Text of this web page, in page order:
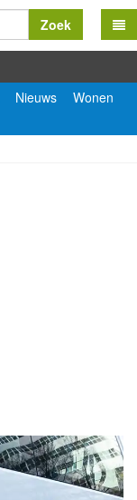
Zoek
Nieuws
Wonen